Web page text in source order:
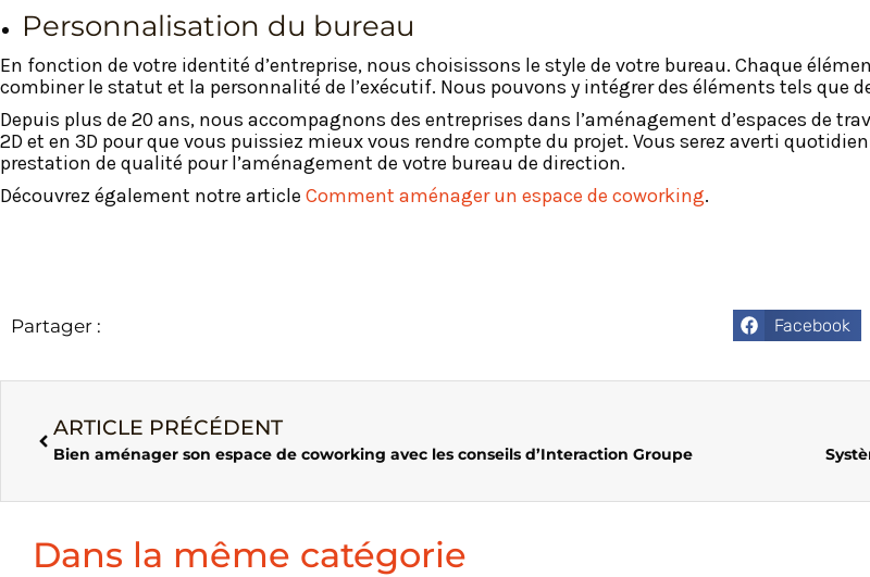
Personnalisation du bureau
En fonction de votre identité d’entreprise, nous choisissons le style de votre bureau. Chaque
combiner le statut et la personnalité de l’exécutif. Nous pouvons y intégrer des éléments tels que
Depuis plus de 20 ans, nous accompagnons des entreprises dans l’aménagement d’espaces de
2D et en 3D pour que vous puissiez mieux vous rendre compte du projet. Vous serez averti
prestation de qualité pour l’aménagement de votre bureau de direction.
Découvrez également notre article Comment aménager un espace de coworking.
Partager : Facebook
ARTICLE PRÉCÉDENT
Bien aménager son espace de coworking avec les conseils d’Interaction Groupe
Dans la même catégorie